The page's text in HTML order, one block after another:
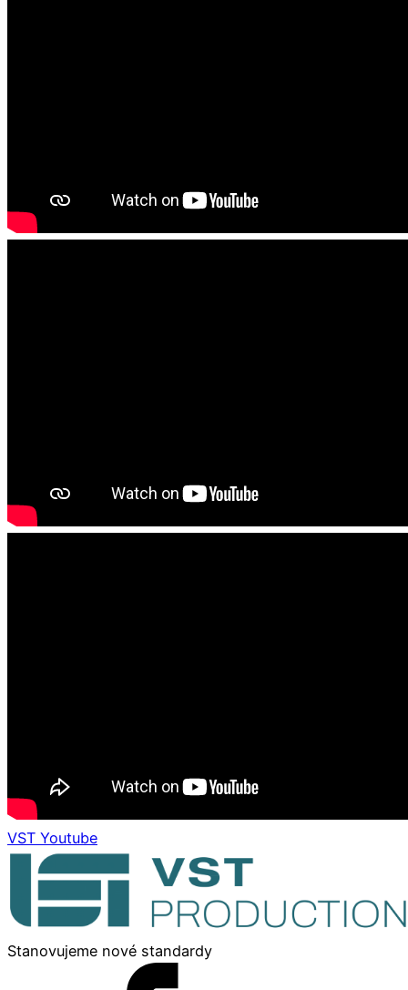
VST Youtube
Stanovujeme nové standardy